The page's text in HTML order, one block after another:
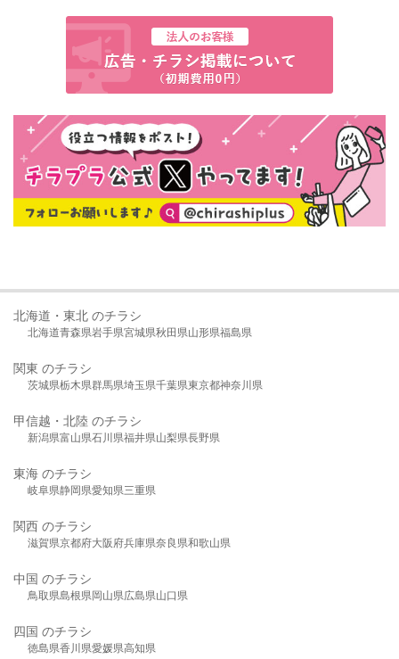
北海道・東北 のチラシ
北海道青森県岩手県宮城県秋田県山形県福島県
関東 のチラシ
茨城県栃木県群馬県埼玉県千葉県東京都神奈川県
甲信越・北陸 のチラシ
新潟県富山県石川県福井県山梨県長野県
東海 のチラシ
岐阜県静岡県愛知県三重県
関西 のチラシ
滋賀県京都府大阪府兵庫県奈良県和歌山県
中国 のチラシ
鳥取県島根県岡山県広島県山口県
四国 のチラシ
徳島県香川県愛媛県高知県